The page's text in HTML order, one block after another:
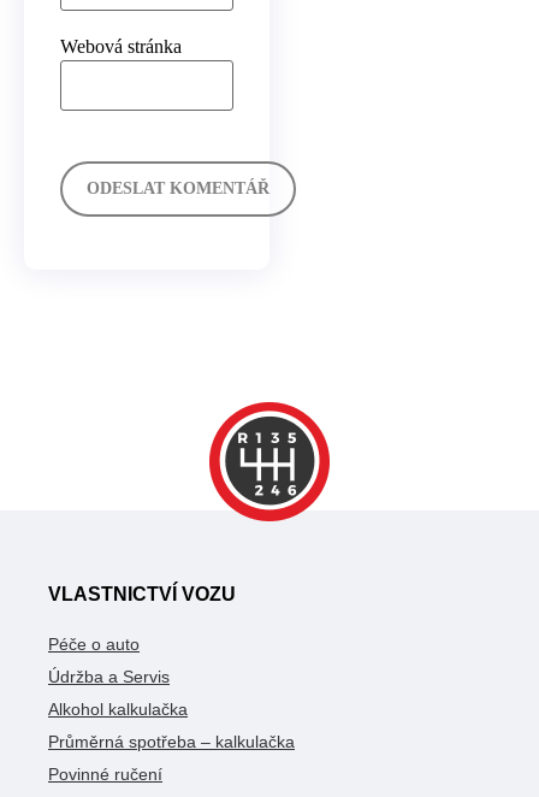
Webová stránka
VLASTNICTVÍ VOZU
Péče o auto
Údržba a Servis
Alkohol kalkulačka
Průměrná spotřeba – kalkulačka
Povinné ručení